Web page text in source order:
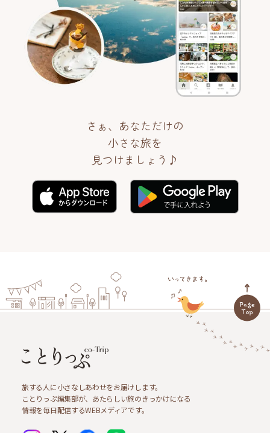
さぁ、あなただけの
小さな旅を
見つけましょう♪
旅する人に小さなしあわせをお届けします。
ことりっぷ編集部が、あたらしい旅のきっかけになる
情報を毎日配信するWEBメディアです。